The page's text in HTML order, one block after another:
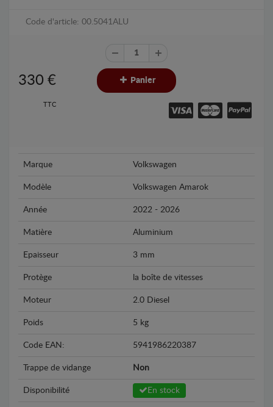
Code d'article: 00.5041ALU
330 €
TTC
Panier
Marque Volkswagen
Modèle Volkswagen Amarok
Année 2022 - 2026
Matière Aluminium
Epaisseur 3 mm
Protège la boîte de vitesses
Moteur 2.0 Diesel
Poids 5 kg
Code EAN: 5941986220387
Trappe de vidange Non
Disponibilité En stock